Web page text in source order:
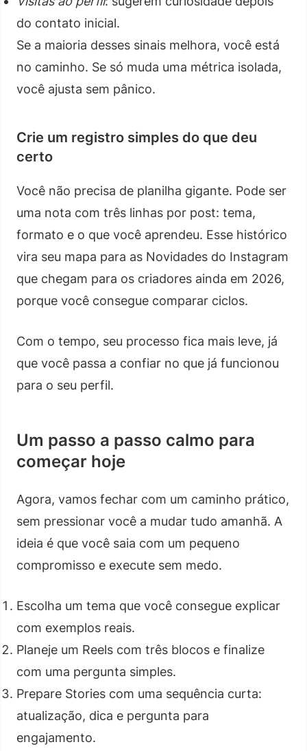
do contato inicial.
Se a maioria desses sinais melhora, você está
no caminho. Se só muda uma métrica isolada,
você ajusta sem pânico.
Crie um registro simples do que deu
certo
Você não precisa de planilha gigante. Pode ser
uma nota com três linhas por post: tema,
formato e o que você aprendeu. Esse histórico
vira seu mapa para as Novidades do Instagram
que chegam para os criadores ainda em 2026,
porque você consegue comparar ciclos.
Com o tempo, seu processo fica mais leve, já
que você passa a confiar no que já funcionou
para o seu perfil.
Um passo a passo calmo para
começar hoje
Agora, vamos fechar com um caminho prático,
sem pressionar você a mudar tudo amanhã. A
ideia é que você saia com um pequeno
compromisso e execute sem medo.
Escolha um tema que você consegue explicar
com exemplos reais.
Planeje um Reels com três blocos e finalize
com uma pergunta simples.
Prepare Stories com uma sequência curta:
atualização, dica e pergunta para
engajamento.